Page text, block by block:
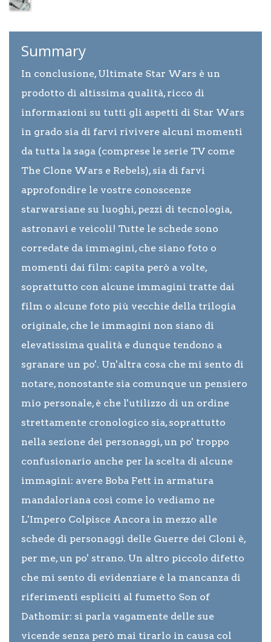
Summary
In conclusione, Ultimate Star Wars è un
prodotto di altissima qualità, ricco di
informazioni su tutti gli aspetti di Star Wars
in grado sia di farvi rivivere alcuni momenti
da tutta la saga (comprese le serie TV come
The Clone Wars e Rebels), sia di farvi
approfondire le vostre conoscenze
starwarsiane su luoghi, pezzi di tecnologia,
astronavi e veicoli! Tutte le schede sono
corredate da immagini, che siano foto o
momenti dai film: capita però a volte,
soprattutto con alcune immagini tratte dai
film o alcune foto più vecchie della trilogia
originale, che le immagini non siano di
elevatissima qualità e dunque tendono a
sgranare un po'. Un'altra cosa che mi sento di
notare, nonostante sia comunque un pensiero
mio personale, è che l'utilizzo di un ordine
strettamente cronologico sia, soprattutto
nella sezione dei personaggi, un po' troppo
confusionario anche per la scelta di alcune
immagini: avere Boba Fett in armatura
mandaloriana così come lo vediamo ne
L'Impero Colpisce Ancora in mezzo alle
schede di personaggi delle Guerre dei Cloni è,
per me, un po' strano. Un altro piccolo difetto
che mi sento di evidenziare è la mancanza di
riferimenti espliciti al fumetto Son of
Dathomir: si parla vagamente delle sue
vicende senza però mai tirarlo in causa col